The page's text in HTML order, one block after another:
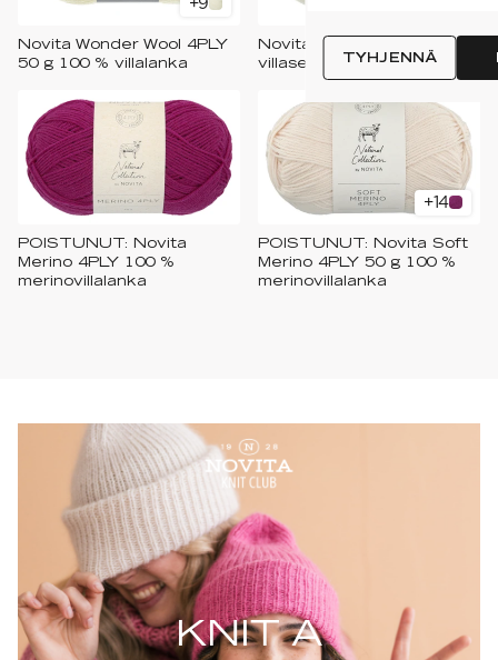
TYHJENNÄ
Novita Wonder Wool 4PLY
50 g 100 % villalanka
Novita Viola 50 g
villasekoitelanka
POISTUNUT: Novita
Merino 4PLY 100 %
merinovillalanka
+14
POISTUNUT: Novita Soft
Merino 4PLY 50 g 100 %
merinovillalanka
KNIT A